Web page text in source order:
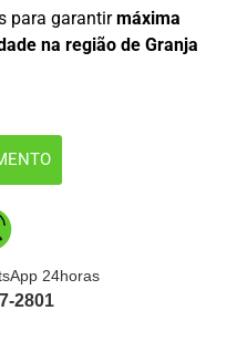
para garantirmáxima
na região de Granja
24horas
2801